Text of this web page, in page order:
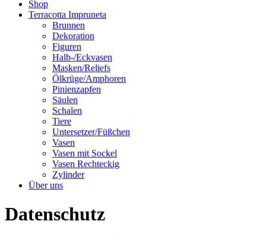
Shop
Terracotta Impruneta
Brunnen
Dekoration
Figuren
Halb-/Eckvasen
Masken/Reliefs
Ölkrüge/Amphoren
Pinienzapfen
Säulen
Schalen
Tiere
Untersetzer/Füßchen
Vasen
Vasen mit Sockel
Vasen Rechteckig
Zylinder
Über uns
Datenschutz